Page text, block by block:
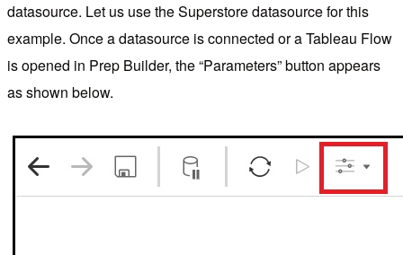
datasource. Let us use the Superstore datasource for this
example. Once a datasource is connected or a Tableau Flow
is opened in Prep Builder, the “Parameters” button appears
as shown below.